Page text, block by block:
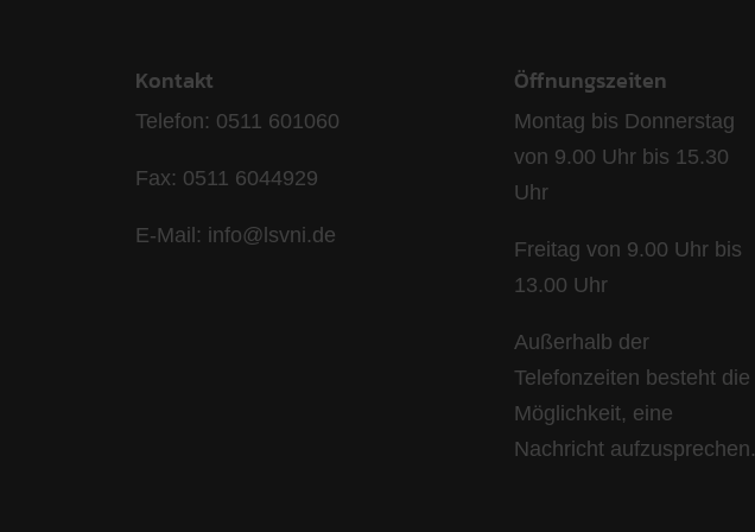
Kontakt
Telefon: 0511 601060
Fax: 0511 6044929
E-Mail: info@lsvni.de
Öffnungszeiten
Montag bis Donnerstag
von 9.00 Uhr bis 15.30
Uhr
Freitag von 9.00 Uhr bis
13.00 Uhr
Außerhalb der
Telefonzeiten besteht die
Möglichkeit, eine
Nachricht aufzusprechen.